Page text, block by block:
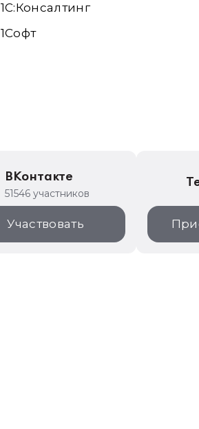
1С:Консалтинг
1Софт
ВКонтакте
51546 участников
Участвовать